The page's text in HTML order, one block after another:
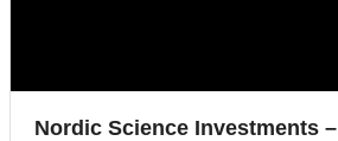
Nordic Science Investments